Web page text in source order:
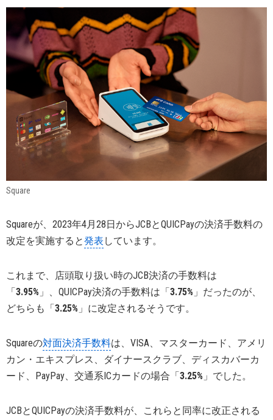
Square
Squareが、2023年4月28日からJCBとQUICPayの決済手数料の
改定を実施すると発表 しています。
これまで、店頭取り扱い時のJCB決済の手数料は
「3.95% 」、QUICPay決済の手数料は「3.75% 」だったのが、
どちらも「3.25% 」に改定されるそうです。
Squareの対面決済手数料は、VISA、マスターカード、アメリ
カン・エキスプレス、ダイナースクラブ、ディスカバーカ
ード、PayPay、交通系ICカードの場合「3.25% 」でした。
JCBとQUICPayの決済手数料が、これらと同率に改正される